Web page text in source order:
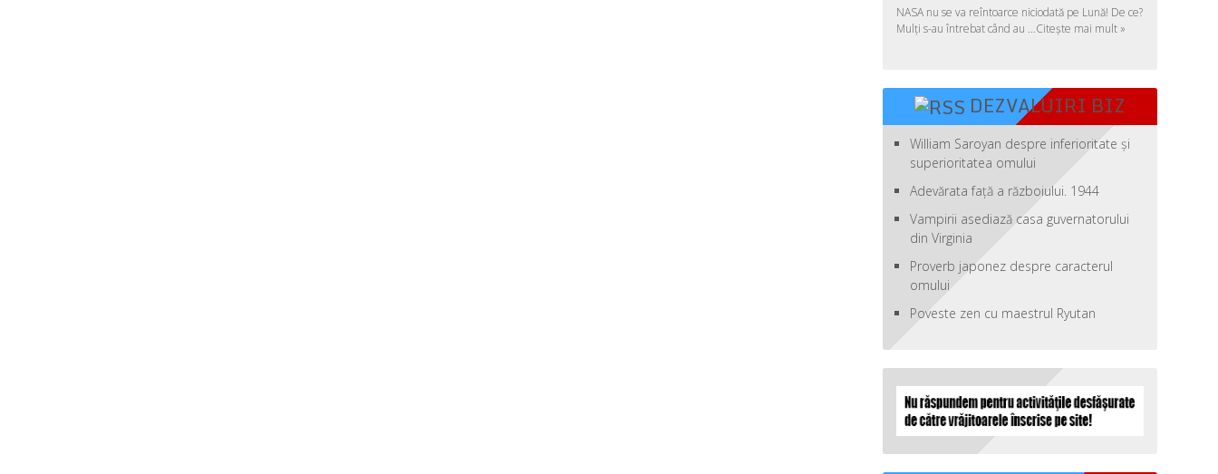
NASA nu se va reîntoarce niciodată pe Lună! De ce?
Mulţi s-au întrebat când au …Citește mai mult »
DEZVALUIRI BIZ
William Saroyan despre inferioritate şi
superioritatea omului
Adevărata față a războiului. 1944
Vampirii asediază casa guvernatorului
din Virginia
Proverb japonez despre caracterul
omului
Poveste zen cu maestrul Ryutan